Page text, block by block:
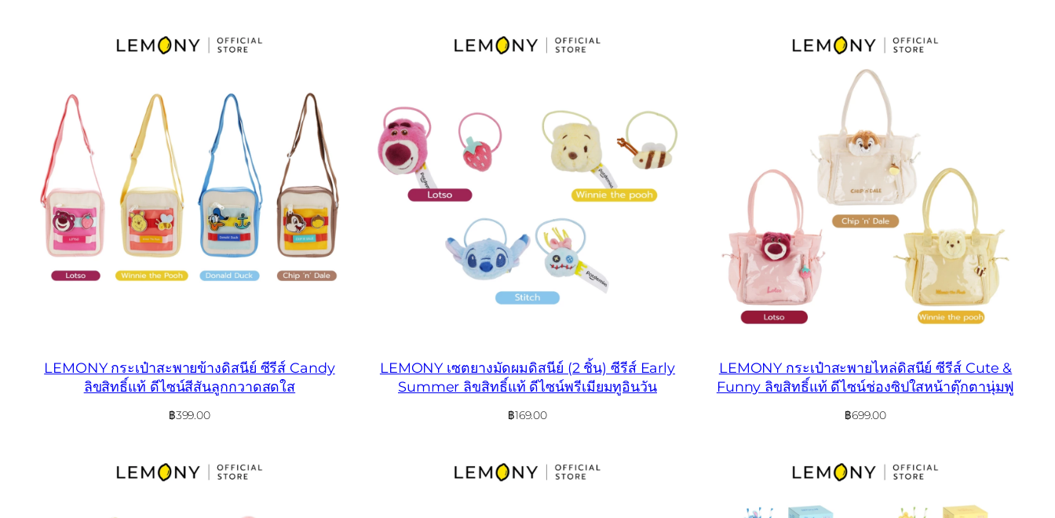
LEMONY กระเป๋าสะพายข้างดิสนีย์ ซีรีส์ Candy
ลิขสิทธิ์แท้ ดีไซน์สีสันลูกกวาดสดใส
฿399.00
LEMONY เซตยางมัดผมดิสนีย์ (2 ชิ้น) ซีรีส์ Early
Summer ลิขสิทธิ์แท้ ดีไซน์พรีเมียมทูอินวัน
฿169.00
LEMONY กระเป๋าสะพายไหล่ดิสนีย์ ซีรีส์ Cute &
Funny ลิขสิทธิ์แท้ ดีไซน์ช่องซิปใสหน้าตุ๊กตานุ่มฟู
฿699.00